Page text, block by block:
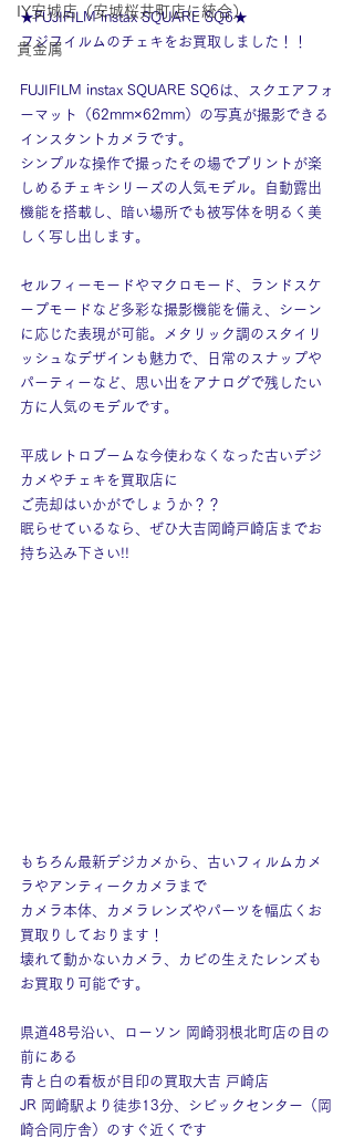
IY安城店（安城桜井町店に統合）
貴金属
★FUJIFILM instax SQUARE SQ6★
フジフイルムのチェキをお買取しました！！
FUJIFILM instax SQUARE SQ6は、スクエアフォ
ーマット（62mm×62mm）の写真が撮影できる
インスタントカメラです。
シンプルな操作で撮ったその場でプリントが楽
しめるチェキシリーズの人気モデル。自動露出
機能を搭載し、暗い場所でも被写体を明るく美
しく写し出します。
セルフィーモードやマクロモード、ランドスケ
ープモードなど多彩な撮影機能を備え、シーン
に応じた表現が可能。メタリック調のスタイリ
ッシュなデザインも魅力で、日常のスナップや
パーティーなど、思い出をアナログで残したい
方に人気のモデルです。
平成レトロブームな今使わなくなった古いデジ
カメやチェキを買取店に
ご売却はいかがでしょうか？？
眠らせているなら、ぜひ大吉岡崎戸崎店までお
持ち込み下さい!!
もちろん最新デジカメから、古いフィルムカメ
ラやアンティークカメラまで
カメラ本体、カメラレンズやパーツを幅広くお
買取りしております！
壊れて動かないカメラ、カビの生えたレンズも
お買取り可能です。
県道48号沿い、ローソン 岡崎羽根北町店の目の
前にある
青と白の看板が目印の買取大吉 戸崎店
JR 岡崎駅より徒歩13分、シビックセンター（岡
崎合同庁舎）のすぐ近くです